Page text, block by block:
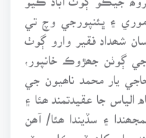
موري ۽ ڀئنپورجي وچ تي
شھداد فقير وارو ڳوٺ
ڳوٺن جھڙوڪ خانپور،
يار محمد ناھيون جي
الياس جا عقيدتمند ھئا ۽
۽ سڏيندا ھئا/ آھن
کان ٽي ڪلو ميٽر